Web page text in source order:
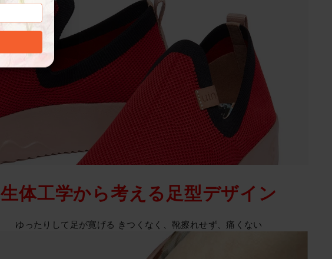
生体工学から考える足型デザイン
ゆったりして足が寛げる きつくなく、靴擦れせず、痛くない